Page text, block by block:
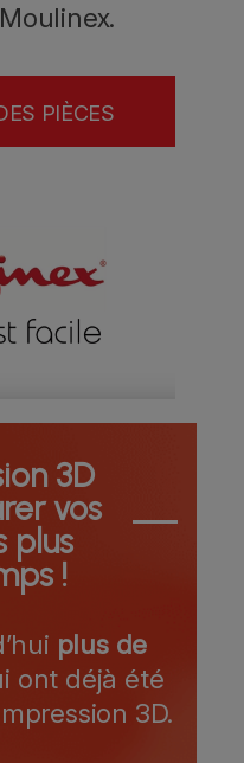
PIÈCES
3D
vos
plus
!
plus de
ont déjà été
3D.